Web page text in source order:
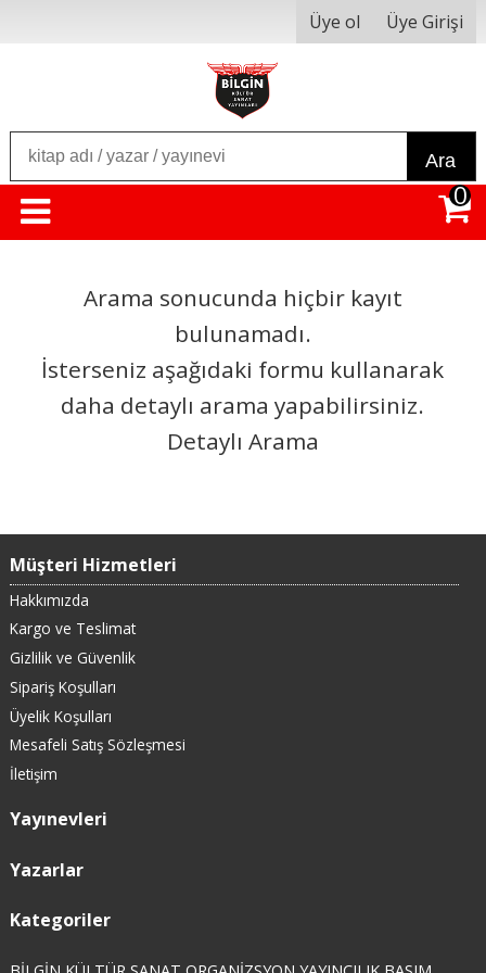
Üye ol Üye Girişi
Ara
0
Arama sonucunda hiçbir kayıt
bulunamadı.
İsterseniz aşağıdaki formu kullanarak
daha detaylı arama yapabilirsiniz.
Detaylı Arama
Müşteri Hizmetleri
Hakkımızda
Kargo ve Teslimat
Gizlilik ve Güvenlik
Sipariş Koşulları
Üyelik Koşulları
Mesafeli Satış Sözleşmesi
İletişim
Yayınevleri
Yazarlar
Kategoriler